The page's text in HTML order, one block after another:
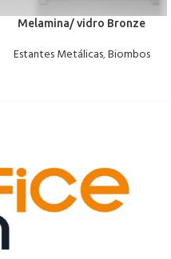
Melamina/ vidro Bronze
Estantes Metálicas,Biombos